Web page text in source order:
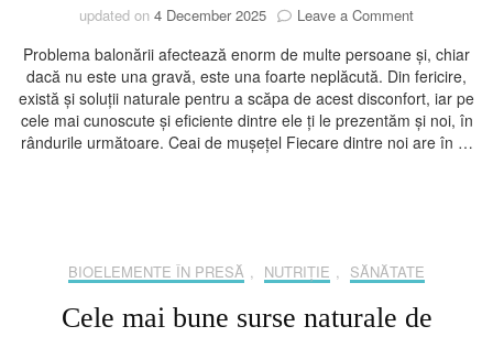
atunci
când
mănânci
mai
sărat
updated on 4 December 2025 Leave a Commenton
–
remedii
naturale
de
folos
Problema balonării afectează enorm de multe persoane și, chiar
dacă nu este una gravă, este una foarte neplăcută. Din fericire,
există și soluții naturale pentru a scăpa de acest disconfort, iar pe
cele mai cunoscute și eficiente dintre ele ți le prezentăm și noi, în
rândurile următoare. Ceai de mușețel Fiecare dintre noi are în …
BIOELEMENTE ÎN PRESĂ , NUTRIȚIE , SĂNĂTATE
Cele mai bune surse naturale de